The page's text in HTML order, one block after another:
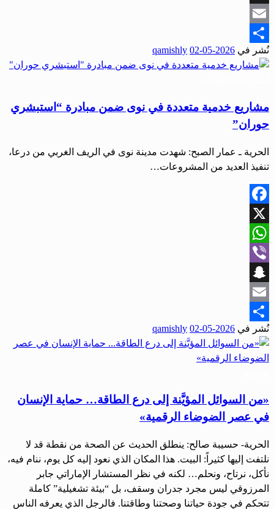
Snapchat
Email
Share
نُشر في 2026-05-02
qamishly
مشاريع خدمية متعددة في نوى ضمن مبادرة “استبشري
حوران”
الحرية ـ عمار الصبح: شهدت مدينة نوى في الريف الغربي من درعا،
تنفيذ العديد من المشروعات…
Facebook
X
WhatsApp
Viber
Snapchat
Email
Share
نُشر في 2026-05-02
qamishly
«من السوائل المؤيَّنة إلى درع الطاقة… حماية الإنسان
في عصر الضوضاء الرقمية»
الحرية- حسيبة صالح: ينطلق الحديث عن الصحة من نقطة قد لا
نلتفت إليها كثيراً: البيت. هذا المكان الذي نعود إليه كل يوم، ننام فيه،
نأكل، نرتاح، ونحلم… لكنه في نظر المستشار الإماراتي جابر
المرزوقي ليس مجرد جدران وسقف، بل “بيئة تشغيلية” كاملة
تتحكم في جودة حياتنا وصحتنا وطاقتنا. فالرجل الذي يعرفه الناس